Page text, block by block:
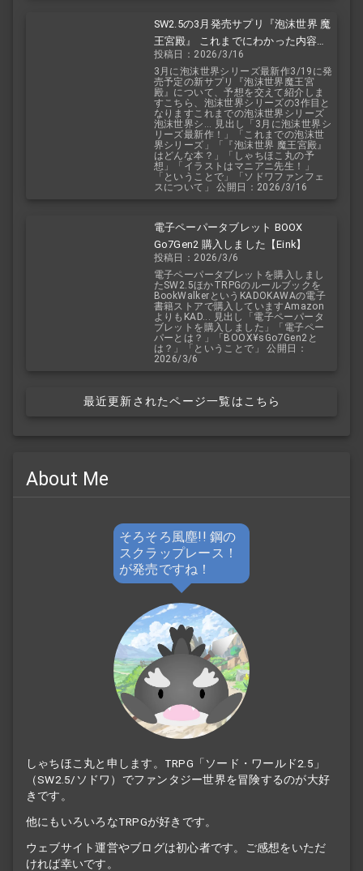
SW2.5の3月発売サプリ『泡沫世界 魔
王宮殿』 これまでにわかった内容を
予想を交えて紹介
投稿日：2026/3/16
3月に泡沫世界シリーズ最新作3/19に発
売予定の新サプリ『泡沫世界魔王宮
殿』について、予想を交えて紹介しま
すこちら、泡沫世界シリーズの3作目と
なりますこれまでの泡沫世界シリーズ
泡沫世界シ... 見出し「3月に泡沫世界シ
リーズ最新作！」「これまでの泡沫世
界シリーズ」「『泡沫世界 魔王宮殿』
はどんな本？」「しゃちほこ丸の予
想」「イラストはマニアニ先生！」
「ということで」「ソドワファンフェ
スについて」 公開日：2026/3/16
電子ペーパータブレット BOOX
Go7Gen2 購入しました【Eink】
投稿日：2026/3/6
電子ペーパータブレットを購入しまし
たSW2.5ほかTRPGのルールブックを
BookWalkerというKADOKAWAの電子
書籍ストアで購入していますAmazon
よりもKAD... 見出し「電子ペーパータ
ブレットを購入しました」「電子ペー
パーとは？」「BOOX¥sGo7Gen2と
は？」「ということで」 公開日：
2026/3/6
最近更新されたページ一覧はこちら
About Me
そろそろ風塵!! 鋼の
スクラップレース！
が発売ですね！
しゃちほこ丸と申します。TRPG「ソード・ワールド2.5」
（SW2.5/ソドワ）でファンタジー世界を冒険するのが大好
きです。
他にもいろいろなTRPGが好きです。
ウェブサイト運営やブログは初心者です。ご感想をいただ
ければ幸いです。